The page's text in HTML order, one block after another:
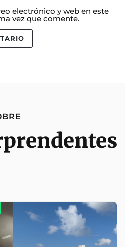
electrónico y web en este
vez que comente.